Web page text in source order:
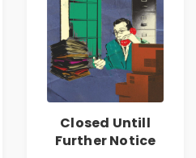
Closed Untill
Further Notice